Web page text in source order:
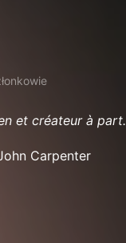
et créateur à part.
Carpenter